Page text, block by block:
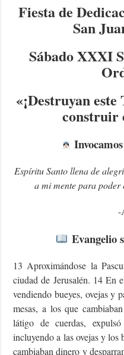
Fiesta de
San
Sábado XXXI
«¡Destruyan
construir
Espíritu Santo llena de
a mi mente para
-
Evangelio
13 Aproximándose la
ciudad de Jerusalén. 14 En
vendiendo bueyes, ovejas y
mesas, a los que
látigo de cuerdas,
incluyendo a las ovejas y los
cambiaban dinero y